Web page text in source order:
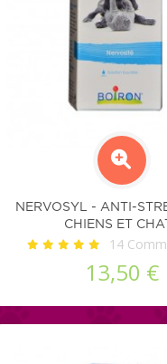
NERVOSYL - ANTI-
CHIENS ET
14
13,50 €